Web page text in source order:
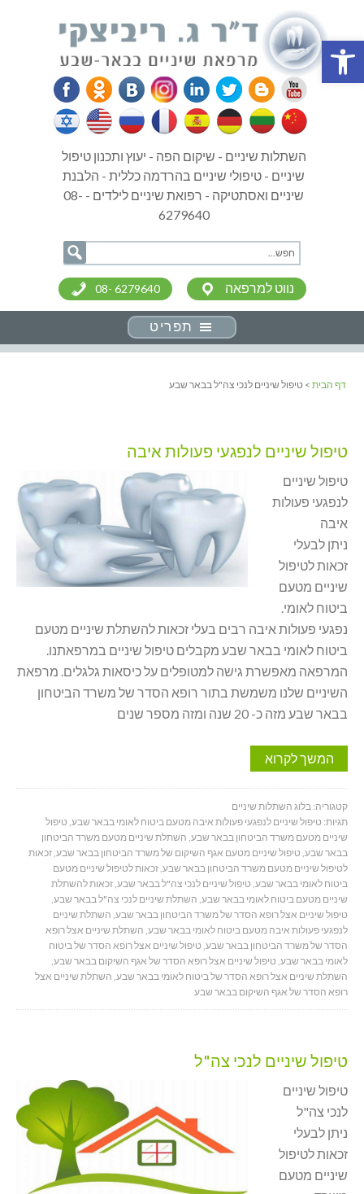
פתח סרגל נגישות
השתלות שיניים - שיקום הפה - יעוץ ותכנון טיפול
שיניים - טיפולי שיניים בהרדמה כללית - הלבנת
שיניים ואסתטיקה - רפואת שיניים לילדים - 08-
6279640
08- 6279640 נווט למרפאה
תפריט
דף הבית > טיפול שיניים לנכי צה"ל בבאר שבע
טיפול שיניים לנפגעי פעולות איבה
טיפול שיניים
לנפגעי פעולות
איבה
ניתן לבעלי
זכאות לטיפול
שיניים מטעם
ביטוח לאומי.
נפגעי פעולות איבה רבים בעלי זכאות להשתלת שיניים מטעם
ביטוח לאומי בבאר שבע מקבלים טיפול שיניים במרפאתנו.
המרפאה מאפשרת גישה למטופלים על כיסאות גלגלים. מרפאת
השיניים שלנו משמשת בתור רופא הסדר של משרד הביטחון
בבאר שבע מזה כ- 20 שנה ומזה מספר שנים
המשך לקרוא
קטגוריה: בלוג השתלות שיניים
תגיות: טיפול שיניים לנפגעי פעולות איבה מטעם ביטוח לאומי בבאר שבע, טיפול
שיניים מטעם משרד הביטחון בבאר שבע, השתלת שיניים מטעם משרד הביטחון
בבאר שבע, טיפול שיניים מטעם אגף השיקום של משרד הביטחון בבאר שבע,זכאות
לטיפול שיניים מטעם משרד הביטחון בבאר שבע,זכאות לטיפול שיניים מטעם
ביטוח לאומי בבאר שבע, טיפול שיניים לנכי צה"ל בבאר שבע,זכאות להשתלת
שיניים מטעם ביטוח לאומי בבאר שבע, השתלת שיניים לנכי צה"ל בבאר שבע,
טיפול שיניים אצל רופא הסדר של משרד הביטחון בבאר שבע, השתלת שיניים
לנפגעי פעולות איבה מטעם ביטוח לאומי בבאר שבע, השתלת שיניים אצל רופא
הסדר של משרד הביטחון בבאר שבע, טיפול שיניים אצל רופא הסדר של ביטוח
לאומי בבאר שבע, טיפול שיניים אצל רופא הסדר של אגף השיקום בבאר שבע,
השתלת שיניים אצל רופא הסדר של ביטוח לאומי בבאר שבע, השתלת שיניים אצל
רופא הסדר של אגף השיקום בבאר שבע
טיפול שיניים לנכי צה"ל
טיפול שיניים
לנכי צה"ל
ניתן לבעלי
זכאות לטיפול
שיניים מטעם